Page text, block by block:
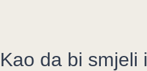
Kao da bi